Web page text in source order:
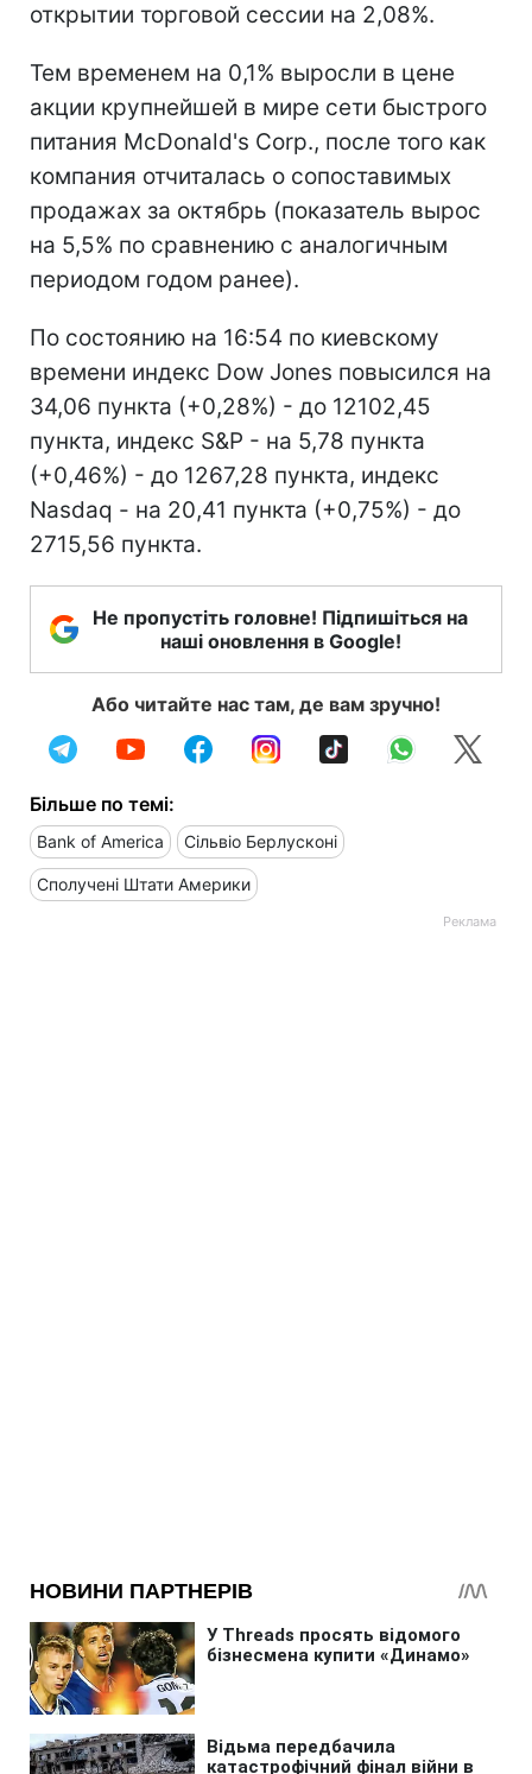
открытии торговой сессии на 2,08%.
Тем временем на 0,1% выросли в цене
акции крупнейшей в мире сети быстрого
питания McDonald's Corp., после того как
компания отчиталась о сопоставимых
продажах за октябрь (показатель вырос
на 5,5% по сравнению с аналогичным
периодом годом ранее).
По состоянию на 16:54 по киевскому
времени индекс Dow Jones повысился на
34,06 пункта (+0,28%) - до 12102,45
пункта, индекс S&P - на 5,78 пункта
(+0,46%) - до 1267,28 пункта, индекс
Nasdaq - на 20,41 пункта (+0,75%) - до
2715,56 пункта.
Не пропустіть головне! Підпишіться на
наші оновлення в Google!
Або читайте нас там, де вам зручно!
Більше по темі:
Bank of America Сільвіо Берлусконі
Сполучені Штати Америки